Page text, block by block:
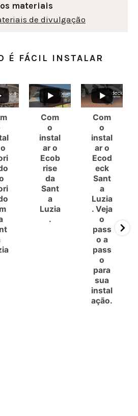
materiais
de divulgação
É FÁCIL INSTALAR
Com
o
instal
ar o
Ecob
rise
da
Sant
a
Luzia
.
Com
o
instal
ar o
Ecod
eck
Sant
a
Luzia
. Veja
o
pass
o a
pass
o
para
sua
instal
ação.